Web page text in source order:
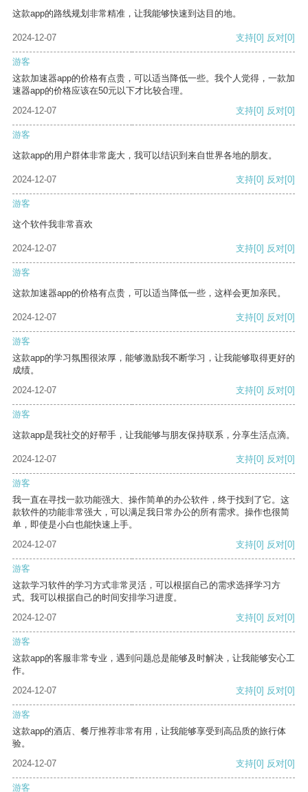
这款app的路线规划非常精准，让我能够快速到达目的地。
2024-12-07 支持[0] 反对[0]
游客
这款加速器app的价格有点贵，可以适当降低一些。我个人觉得，一款加
速器app的价格应该在50元以下才比较合理。
2024-12-07
支持[0] 反对[0]
游客
这款app的用户群体非常庞大，我可以结识到来自世界各地的朋友。
2024-12-07 支持[0] 反对[0]
游客
这个软件我非常喜欢
2024-12-07 支持[0] 反对[0]
游客
这款加速器app的价格有点贵，可以适当降低一些，这样会更加亲民。
2024-12-07 支持[0] 反对[0]
游客
这款app的学习氛围很浓厚，能够激励我不断学习，让我能够取得更好的
成绩。
2024-12-07
支持[0] 反对[0]
游客
这款app是我社交的好帮手，让我能够与朋友保持联系，分享生活点滴。
2024-12-07 支持[0] 反对[0]
游客
我一直在寻找一款功能强大、操作简单的办公软件，终于找到了它。这
款软件的功能非常强大，可以满足我日常办公的所有需求。操作也很简
单，即使是小白也能快速上手。
2024-12-07
支持[0] 反对[0]
游客
这款学习软件的学习方式非常灵活，可以根据自己的需求选择学习方
式。我可以根据自己的时间安排学习进度。
2024-12-07
支持[0] 反对[0]
游客
这款app的客服非常专业，遇到问题总是能够及时解决，让我能够安心工
作。
2024-12-07
支持[0] 反对[0]
游客
这款app的酒店、餐厅推荐非常有用，让我能够享受到高品质的旅行体
验。
2024-12-07
支持[0] 反对[0]
游客